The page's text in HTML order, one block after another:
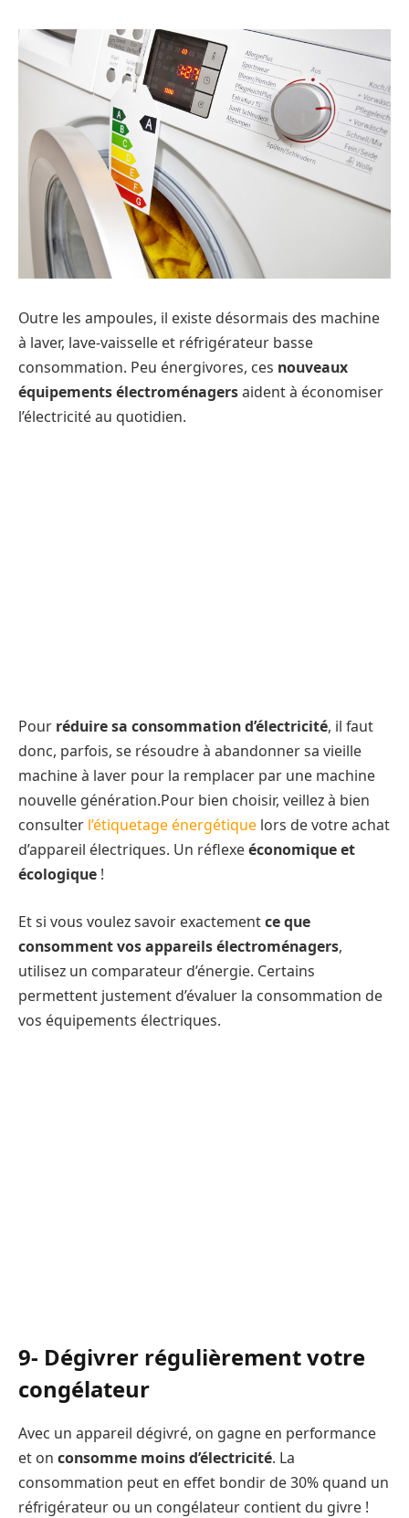
Outre les ampoules, il existe désormais des machine
à laver, lave-vaisselle et réfrigérateur basse
consommation. Peu énergivores, ces nouveaux
équipements électroménagersaident à économiser
l’électricité au quotidien.
Pour réduire sa consommation d’électricité, il faut
donc, parfois, se résoudre à abandonner sa vieille
machine à laver pour la remplacer par une machine
nouvelle génération.Pour bien choisir, veillez à bien
consulter l’étiquetage énergétique lors de votre achat
d’appareil électriques. Un réflexeéconomique et
écologique !
Et si vous voulez savoir exactementce que
consomment vos appareils électroménagers,
utilisez un comparateur d’énergie. Certains
permettent justement d’évaluer la consommation de
vos équipements électriques.
9- Dégivrer régulièrement votre
congélateur
Avec un appareil dégivré, on gagne en performance
et on consomme moins d’électricité. La
consommation peut en effet bondir de 30% quand un
réfrigérateur ou un congélateur contient du givre !